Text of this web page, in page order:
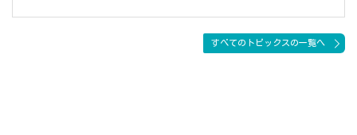
すべてのトピックスの一覧へ